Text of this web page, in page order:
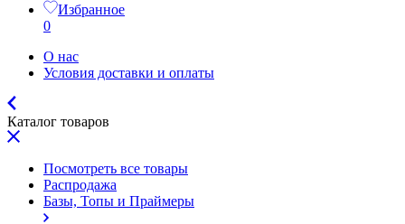
Избранное
0
О нас
Условия доставки и оплаты
Каталог товаров
Посмотреть все товары
Распродажа
Базы, Топы и Праймеры